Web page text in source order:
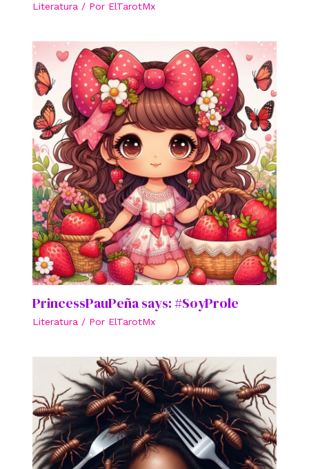
Literatura / Por ElTarotMx
PrincessPauPeña says: #SoyProle
Literatura / Por ElTarotMx